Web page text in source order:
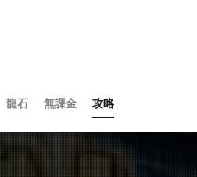
龍石 無課金 攻略